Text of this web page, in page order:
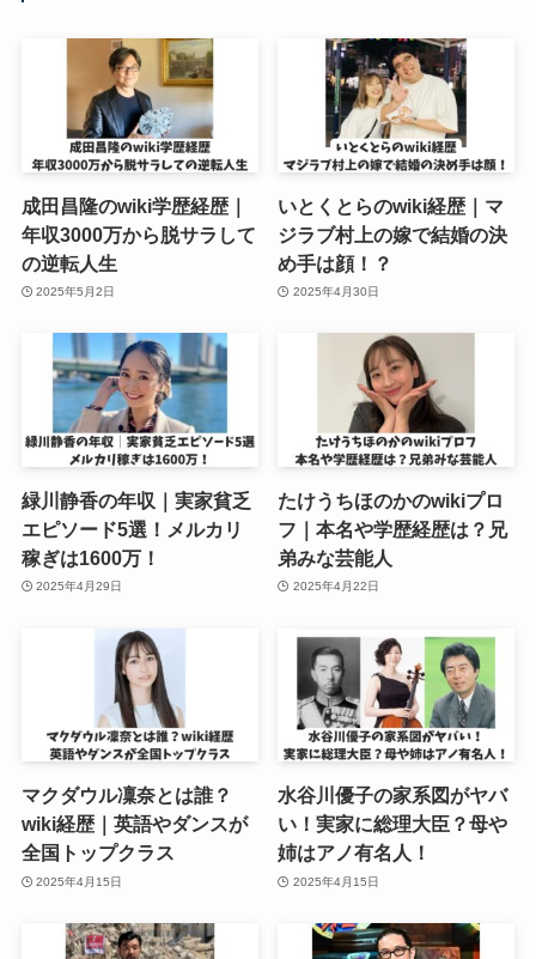
成田昌隆のwiki学歴経歴｜
年収3000万から脱サラして
の逆転人生
2025年5月2日
いとくとらのwiki経歴｜マ
ジラブ村上の嫁で結婚の決
め手は顔！？
2025年4月30日
緑川静香の年収｜実家貧乏
エピソード5選！メルカリ
稼ぎは1600万！
2025年4月29日
たけうちほのかのwikiプロ
フ｜本名や学歴経歴は？兄
弟みな芸能人
2025年4月22日
マクダウル凜奈とは誰？
wiki経歴｜英語やダンスが
全国トップクラス
2025年4月15日
水谷川優子の家系図がヤバ
い！実家に総理大臣？母や
姉はアノ有名人！
2025年4月15日